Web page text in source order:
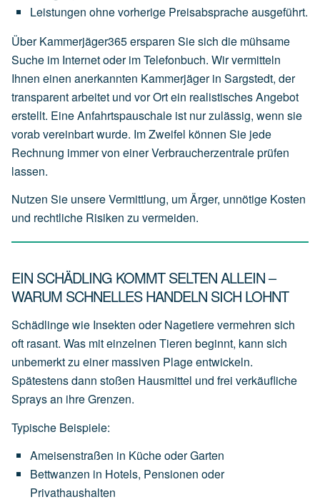
Leistungen ohnevorherige Preisabspracheausgeführt.
Über Kammerjäger365 ersparen Sie sich die mühsame
Suche im Internet oder im Telefonbuch. Wir vermitteln
Ihnen einen anerkannten Kammerjäger in Sargstedt, der
transparent arbeitet und vor Ort ein realistisches Angebot
erstellt. Eine Anfahrtspauschale ist nur zulässig, wenn sie
vorab vereinbart wurde. Im Zweifel können Sie jede
Rechnung immer von einer Verbraucherzentrale prüfen
lassen.
Nutzen Sie unsere Vermittlung, um Ärger, unnötige Kosten
und rechtliche Risiken zu vermeiden.
EIN SCHÄDLING KOMMT SELTEN ALLEIN –
WARUM SCHNELLES HANDELN SICH LOHNT
Schädlinge wie Insekten oder Nagetiere vermehren sich
oft rasant. Was mit einzelnen Tieren beginnt, kann sich
unbemerkt zu einer massiven Plage entwickeln.
Spätestens dann stoßen Hausmittel und frei verkäufliche
Sprays an ihre Grenzen.
Typische Beispiele:
Ameisenstraßen in KücheoderGarten
Bettwanzen in Hotels, Pensionen oder
Privathaushalten